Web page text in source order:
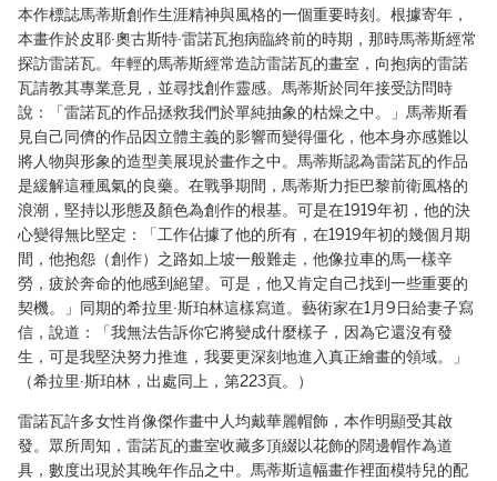
本作標誌馬蒂斯創作生涯精神與風格的一個重要時刻。根據寄年，
本畫作於皮耶·奧古斯特·雷諾瓦抱病臨終前的時期，那時馬蒂斯經常
探訪雷諾瓦。年輕的馬蒂斯經常造訪雷諾瓦的畫室，向抱病的雷諾
瓦請教其專業意見，並尋找創作靈感。馬蒂斯於同年接受訪問時
說：「雷諾瓦的作品拯救我們於單純抽象的枯燥之中。」馬蒂斯看
見自己同儕的作品因立體主義的影響而變得僵化，他本身亦感難以
將人物與形象的造型美展現於畫作之中。馬蒂斯認為雷諾瓦的作品
是緩解這種風氣的良藥。在戰爭期間，馬蒂斯力拒巴黎前衛風格的
浪潮，堅持以形態及顏色為創作的根基。可是在1919年初，他的決
心變得無比堅定：「工作佔據了他的所有，在1919年初的幾個月期
間，他抱怨（創作）之路如上坡一般難走，他像拉車的馬一樣辛
勞，疲於奔命的他感到絕望。可是，他又肯定自己找到一些重要的
契機。」同期的希拉里·斯珀林這樣寫道。藝術家在1月9日給妻子寫
信，說道：「我無法告訴你它將變成什麼樣子，因為它還沒有發
生，可是我堅決努力推進，我要更深刻地進入真正繪畫的領域。」
（希拉里·斯珀林，出處同上，第223頁。）
雷諾瓦許多女性肖像傑作畫中人均戴華麗帽飾，本作明顯受其啟
發。眾所周知，雷諾瓦的畫室收藏多頂綴以花飾的闊邊帽作為道
具，數度出現於其晚年作品之中。馬蒂斯這幅畫作裡面模特兒的配